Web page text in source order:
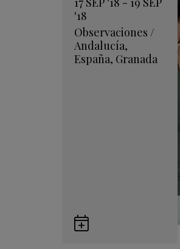
'18
Observaciones /
Andalucía,
España, Granada
Guardar
en